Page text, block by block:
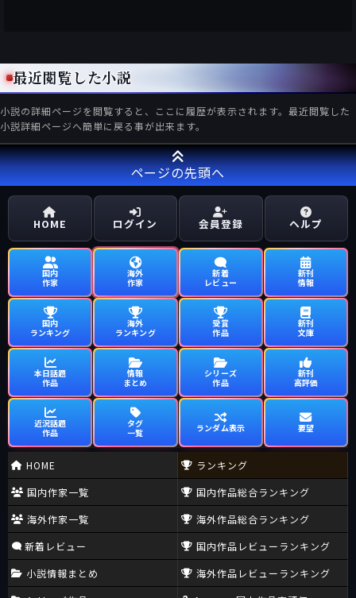
最近閲覧した小説
小説の詳細ページを閲覧すると、ここに履歴が表示されます。最近閲覧した
小説詳細ページへ簡単に戻る事が出来ます。
ページの先頭へ
HOME ログイン 会員登録 ヘルプ
国内
作家
海外
作家
新着
レビュー
新刊
情報
国内
ランキング
海外
ランキング
受賞
作品
新刊
文庫
本日話題
作品
情報
まとめ
シリーズ
作品
新刊
高評価
近況話題
作品
タグ
一覧
ランダム表示 要望
HOME
国内作家一覧
海外作家一覧
新着レビュー
小説情報まとめ
ランキング
国内作品総合ランキング
海外作品総合ランキング
国内作品レビューランキング
海外作品レビューランキング